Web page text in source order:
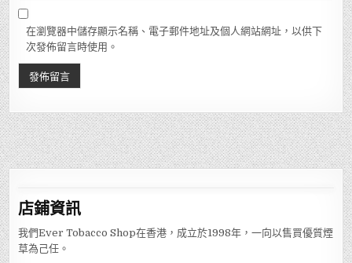
在瀏覽器中儲存顯示名稱、電子郵件地址及個人網站網址，以供下
次發佈留言時使用。
店鋪資訊
我們Ever Tobacco Shop在香港，成立於1998年，一向以售買優質煙
草為己任。